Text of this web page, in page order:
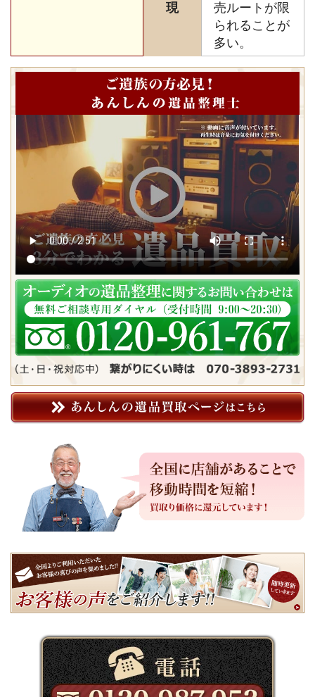
現
売ルートが限
られることが
多い。